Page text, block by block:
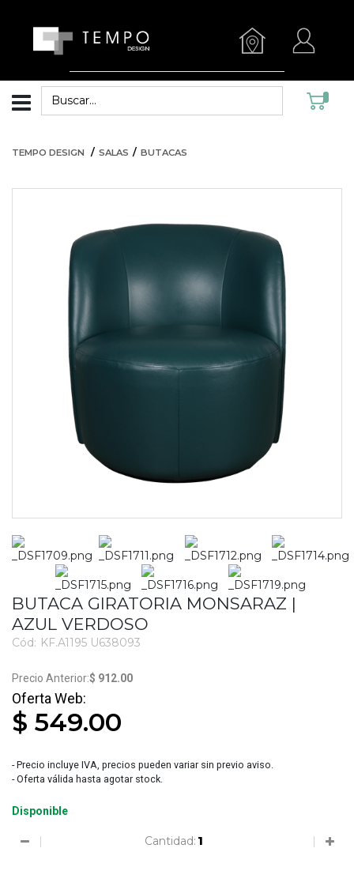
TEMPO DESIGN SALAS BUTACAS
BUTACA GIRATORIA MONSARAZ |
AZUL VERDOSO
Cód: KF.A1195 U638093
$ 912.00
$ 549.00
- Precio incluye IVA, precios pueden variar sin previo aviso.
- Oferta válida hasta agotar stock.
Disponible
Cantidad: